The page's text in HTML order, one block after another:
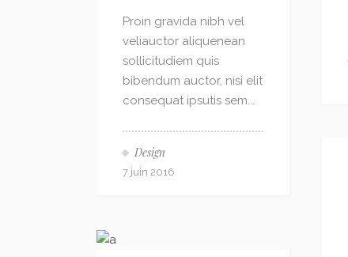
Proin gravida nibh vel
veliauctor aliquenean
sollicitudiem quis
bibendum auctor, nisi elit
consequat ipsutis sem...
Design
7 juin 2016